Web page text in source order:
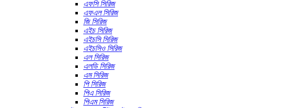
এফসি সিরিজ
এফএল সিরিজ
জি সিরিজ
এইচ সিরিজ
এইচসি সিরিজ
এইচসিও সিরিজ
এল সিরিজ
এলডি সিরিজ
এম সিরিজ
পি সিরিজ
পিএ সিরিজ
পিএম সিরিজ